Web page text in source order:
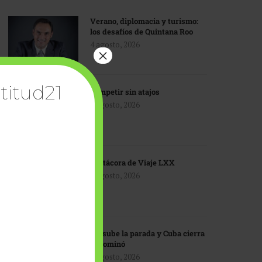
Verano, diplomacia y turismo:
los desafíos de Quintana Roo
4 agosto, 2026
Competir sin atajos
4 agosto, 2026
Bitácora de Viaje LXX
3 agosto, 2026
EU sube la parada y Cuba cierra
el dominó
3 agosto, 2026
×